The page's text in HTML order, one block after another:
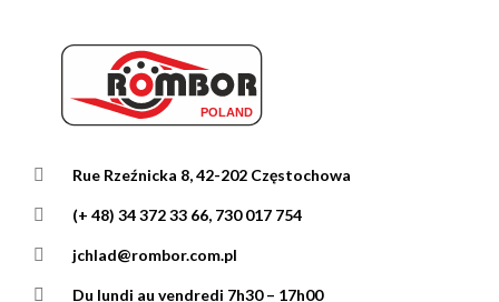
Rue Rzeźnicka 8, 42-202 Częstochowa
(+ 48) 34 372 33 66, 730 017 754
jchlad@rombor.com.pl
Du lundi au vendredi 7h30 – 17h00